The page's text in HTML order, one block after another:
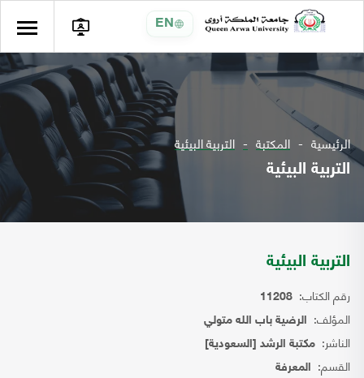
EN
الرئيسية المكتبة التربية البيئية
التربية البيئية
التربية البيئية
رقم الكتاب: 11208
المؤلف: الرضية باب الله متولي
الناشر: مكتبة الرشد [السعودية]
القسم: المعرفة